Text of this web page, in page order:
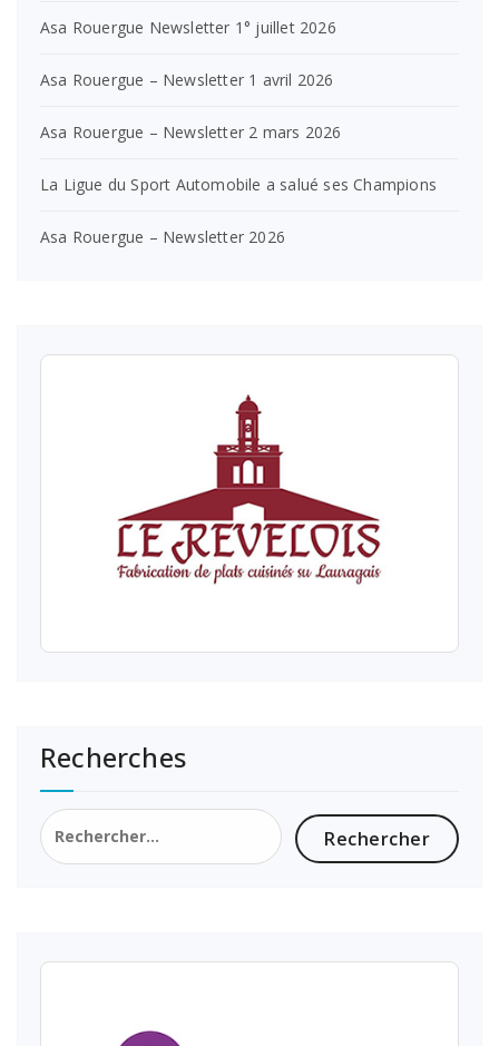
Asa Rouergue Newsletter 1° juillet 2026
Asa Rouergue – Newsletter 1 avril 2026
Asa Rouergue – Newsletter 2 mars 2026
La Ligue du Sport Automobile a salué ses Champions
Asa Rouergue – Newsletter 2026
Recherches
Rechercher :